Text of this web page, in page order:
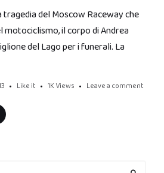
del Moscow Raceway che
il corpo di Andrea
del Lago per i funerali. La
Like it 1K Views Leave a comment